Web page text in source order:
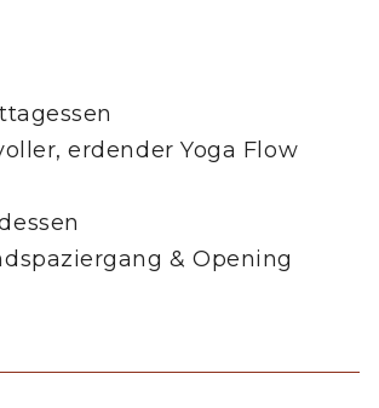
erdender Yoga Flow
& Opening